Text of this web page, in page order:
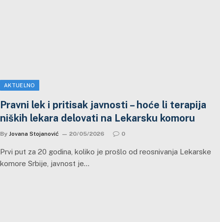
AKTUELNO
Pravni lek i pritisak javnosti – hoće li terapija
niških lekara delovati na Lekarsku komoru
By Jovana Stojanović 20/05/2026 0
Prvi put za 20 godina, koliko je prošlo od reosnivanja Lekarske
komore Srbije, javnost je…